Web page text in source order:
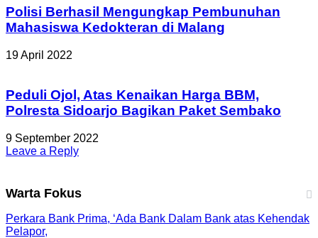
Polisi Berhasil Mengungkap Pembunuhan
Mahasiswa Kedokteran di Malang
19 April 2022
Peduli Ojol, Atas Kenaikan Harga BBM,
Polresta Sidoarjo Bagikan Paket Sembako
9 September 2022
Leave a Reply
Warta Fokus
Perkara Bank Prima, ‘Ada Bank Dalam Bank atas Kehendak
Pelapor,